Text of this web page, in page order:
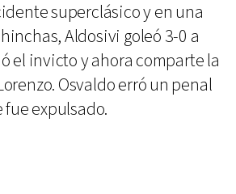
superclásico y en una
Aldosivi goleó 3-0 a
el invicto y ahora comparte la
Osvaldo erró un penal
fue expulsado.